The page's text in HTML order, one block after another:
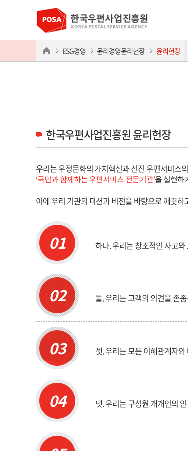
ESG경영 윤리경영윤리헌장 윤리헌장
한국우편사업진흥원 윤리헌장
우리는 우정문화의 가치혁신과 선진 우편서비스
‘국민과 함께하는 우편서비스 전문기관’을 실현하
이에 우리 기관의 미션과 비전을 바탕으로 깨끗
01 하나. 우리는 창조적인 사고
02 둘. 우리는 고객의 의견을 존
03 셋. 우리는 모든 이해관계자
04 넷. 우리는 구성원 개개인의